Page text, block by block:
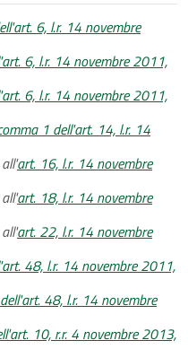
6, l.r. 14 novembre
6, l.r. 14 novembre 2011,
6, l.r. 14 novembre 2011,
1 dell'art. 14, l.r. 14
art. 16, l.r. 14 novembre
art. 18, l.r. 14 novembre
art. 22, l.r. 14 novembre
48, l.r. 14 novembre 2011,
48, l.r. 14 novembre
10, r.r. 4 novembre 2013,